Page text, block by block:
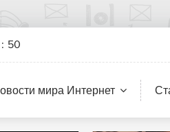
: 51
мира Интернет